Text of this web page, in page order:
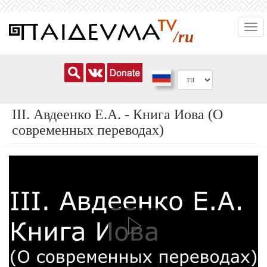
основному
/ru
ІІI. Авдеенко Е.А. - Книга Иова (О
современных переводах)